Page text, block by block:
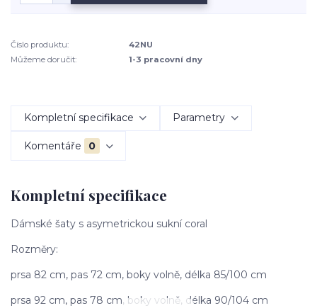
Číslo produktu:
42NU
Můžeme doručit:
1-3 pracovní dny
Kompletní specifikace Parametry
Komentáře 0
Kompletní specifikace
Dámské šaty s asymetrickou sukní coral
Rozměry:
prsa 82 cm, pas 72 cm, boky volně, délka 85/100 cm
prsa 92 cm, pas 78 cm, boky volně, délka 90/104 cm